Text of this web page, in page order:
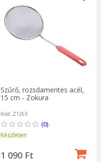
Szűrő, rozsdamentes acél,
15 cm - Zokura
Kód: Z1265
(0)
Készleten
1 090 Ft